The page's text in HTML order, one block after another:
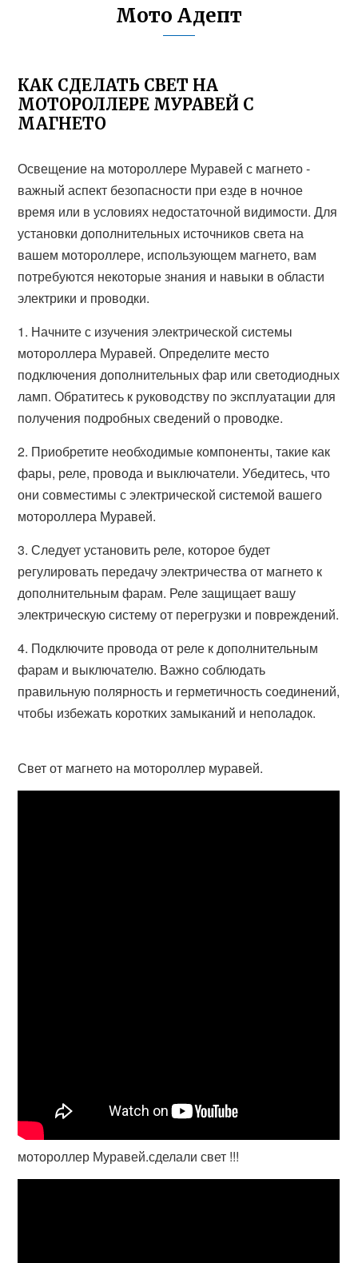
Мото Адепт
КАК СДЕЛАТЬ СВЕТ НА
МОТОРОЛЛЕРЕ МУРАВЕЙ С
МАГНЕТО
Освещение на мотороллере Муравей с магнето -
важный аспект безопасности при езде в ночное
время или в условиях недостаточной видимости. Для
установки дополнительных источников света на
вашем мотороллере, использующем магнето, вам
потребуются некоторые знания и навыки в области
электрики и проводки.
1. Начните с изучения электрической системы
мотороллера Муравей. Определите место
подключения дополнительных фар или светодиодных
ламп. Обратитесь к руководству по эксплуатации для
получения подробных сведений о проводке.
2. Приобретите необходимые компоненты, такие как
фары, реле, провода и выключатели. Убедитесь, что
они совместимы с электрической системой вашего
мотороллера Муравей.
3. Следует установить реле, которое будет
регулировать передачу электричества от магнето к
дополнительным фарам. Реле защищает вашу
электрическую систему от перегрузки и повреждений.
4. Подключите провода от реле к дополнительным
фарам и выключателю. Важно соблюдать
правильную полярность и герметичность соединений,
чтобы избежать коротких замыканий и неполадок.
Свет от магнето на мотороллер муравей.
мотороллер Муравей.сделали свет !!!